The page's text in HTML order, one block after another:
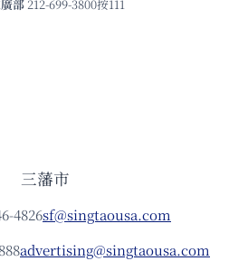
部 212-699-3800按111
三藩市
4826sf@singtaousa.com
advertising@singtaousa.com